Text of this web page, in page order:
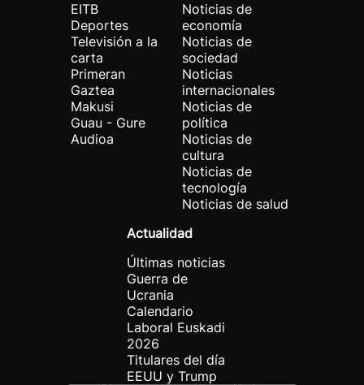
EITB
Deportes
Televisión a la
carta
Primeran
Gaztea
Makusi
Guau - Gure
Audioa
Noticias de
economía
Noticias de
sociedad
Noticias
internacionales
Noticias de
política
Noticias de
cultura
Noticias de
tecnología
Noticias de salud
Actualidad
Últimas noticias
Guerra de
Ucrania
Calendario
Laboral Euskadi
2026
Titulares del día
EEUU y Trump